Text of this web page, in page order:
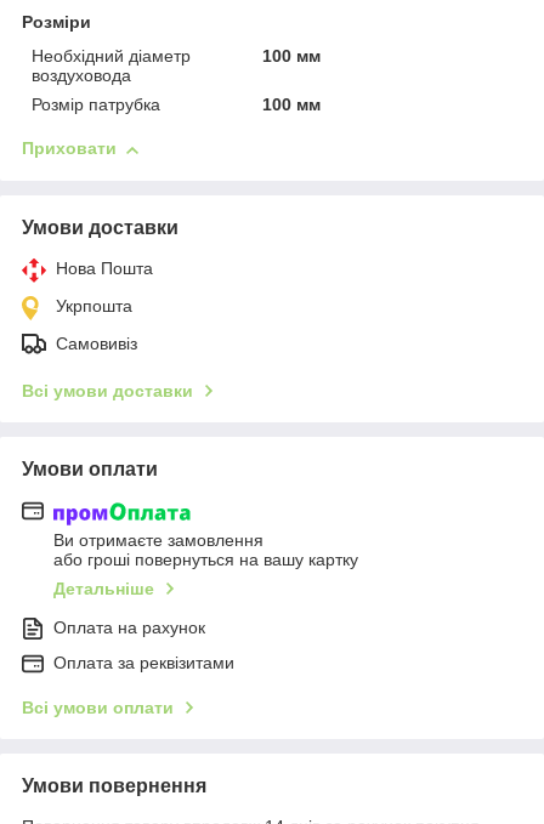
Розміри
Необхідний діаметр
воздуховода
100 мм
Розмір патрубка 100 мм
Приховати
Умови доставки
Нова Пошта
Укрпошта
Самовивіз
Всі умови доставки
Умови оплати
Ви отримаєте замовлення
або гроші повернуться на вашу картку
Детальніше
Оплата на рахунок
Оплата за реквізитами
Всі умови оплати
Умови повернення